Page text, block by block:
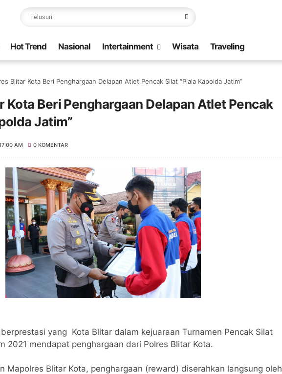
Hot Trend Nasional Intertainment Wisata Traveling
Blitar Kota Beri Penghargaan Delapan Atlet Pencak Silat “Piala Kapolda Jatim”
Kota Beri Penghargaan Delapan Atlet Pencak
Jatim”
AM 0 KOMENTAR
yang Kota Blitar dalam kejuaraan Turnamen Pencak Silat
2021 mendapat penghargaan dari Polres Blitar Kota.
Mapolres Blitar Kota, penghargaan (reward) diserahkan langsung oleh